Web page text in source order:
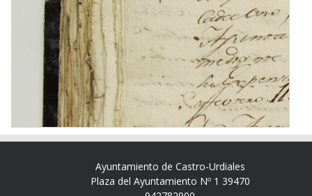
Ayuntamiento de Castro-Urdiales
Plaza del Ayuntamiento Nº 1 39470